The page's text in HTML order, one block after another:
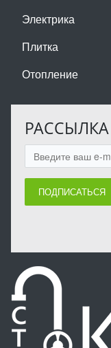
Электрика
Плитка
Отопление
РАССЫЛКА
ПОДПИСАТЬСЯ